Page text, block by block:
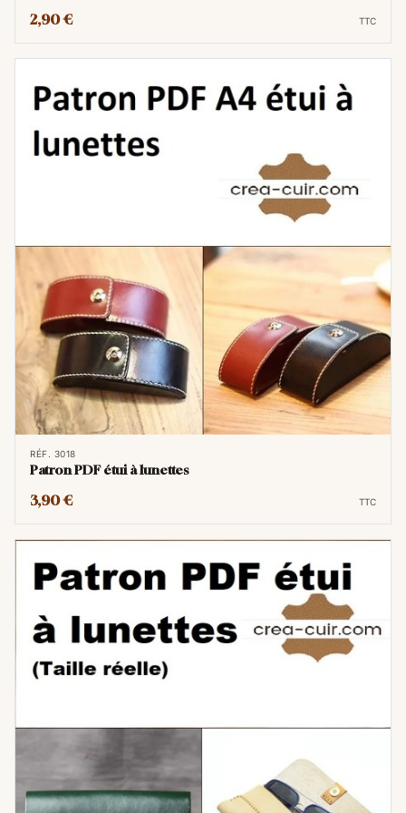
Les patrons numériques sont extrêmement
faciles à stocker. Ils peuvent être enregistrés
imprimés et conservés dans un classeur.
Cela garantit que vous n'aurez jamais à vous
soucier de perdre votre patron précieux.
Précision et évolutivité
Les fichiers PDF offrent une précision
exceptionnelle, garantissant que chaque
coupe et chaque couture seront réalisées
avec une grande fidélité au modèle
d'origine. De plus, vous pouvez zoomer,
imprimer, ou ajuster la taille du patron selon
vos besoins spécifiques.
Variété de styles et de
modèles
Les plateformes en ligne regorgent de
patrons de maroquinerie au format PDF qui
couvrent une variété de styles, de la petite
passant par les porte-monnaie, les ceintures
et bien d'autres articles. Vous avez ainsi un
choix quasi illimité pour exprimer votre
créativité.
Comparé à l'achat de patrons papier,
l'utilisation de patrons numériques peut
s'avérer plus économique à long terme. De
plus, vous n'avez pas à investir dans des
2,90 € TTC
RÉF. 3018
Patron PDF étui à lunettes
3,90 € TTC